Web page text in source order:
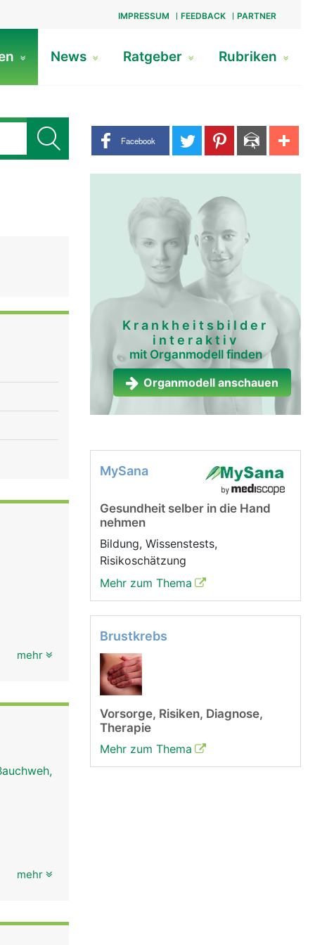
IMPRESSUM FEEDBACK PARTNER
News Ratgeber Rubriken
Share buttons
Facebook
mehr
mehr
Krankheitsbilder
interaktiv
mit Organmodell finden
Organmodell anschauen
MySana
Gesundheit selber in die Hand
nehmen
Bildung, Wissenstests,
Risikoschätzung
Mehr zum Thema
Brustkrebs
Vorsorge, Risiken, Diagnose,
Therapie
Mehr zum Thema